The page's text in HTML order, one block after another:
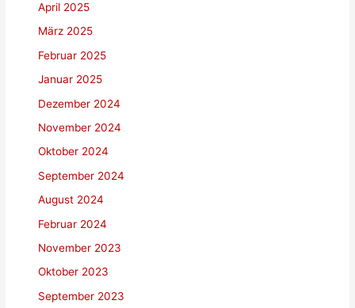
April 2025
März 2025
Februar 2025
Januar 2025
Dezember 2024
November 2024
Oktober 2024
September 2024
August 2024
Februar 2024
November 2023
Oktober 2023
September 2023